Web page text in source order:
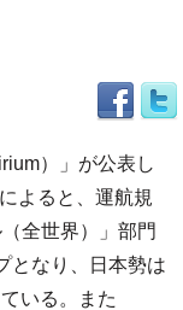
）」が公表し
よると、運航規
全世界）」部門
となり、日本勢は
いる。また